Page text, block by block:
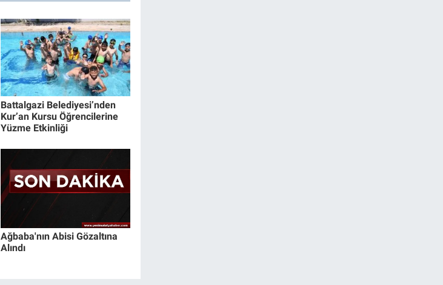
Battalgazi Belediyesi’nden
Kur’an Kursu Öğrencilerine
Yüzme Etkinliği
Ağbaba'nın Abisi Gözaltına
Alındı